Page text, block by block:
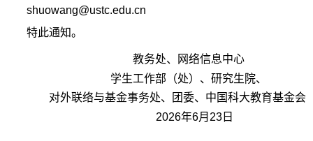
shuowang@ustc.edu.cn
特此通知。
教务处、网络信息中心
学生工作部（处）、研究生院、
对外联络与基金事务处、团委、 中国科大教育基金会
2026年6月 23 日